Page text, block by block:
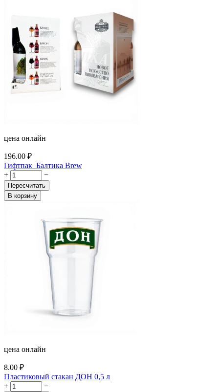
цена онлайн
196.00 ₽
Гифтпак_Балтика Brew
+
−
Пересчитать
В корзину
цена онлайн
8.00 ₽
Пластиковый стакан ДОН 0,5 л
+
−